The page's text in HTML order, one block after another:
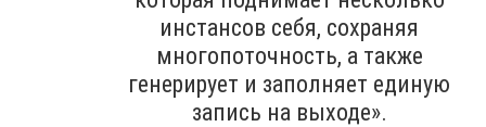
инстансов себя, сохраняя
многопоточность, а также
генерирует и заполняет единую
запись на выходе».